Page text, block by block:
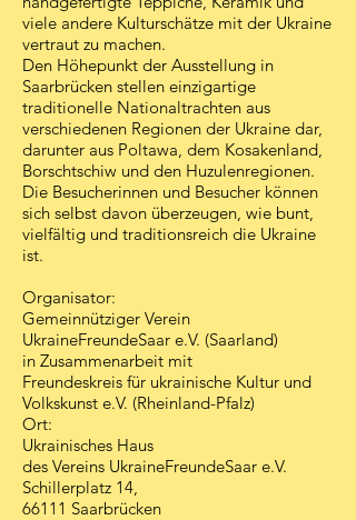
viele andere Kulturschätze mit der Ukraine
vertraut zu machen.
Den Höhepunkt der Ausstellung in
Saarbrücken stellen einzigartige
traditionelle Nationaltrachten aus
verschiedenen Regionen der Ukraine dar,
darunter aus Poltawa, dem Kosakenland,
Borschtschiw und den Huzulenregionen.
Die Besucherinnen und Besucher können
sich selbst davon überzeugen, wie bunt,
vielfältig und traditionsreich die Ukraine
ist.
Organisator:
Gemeinnütziger Verein
UkraineFreundeSaar e.V. (Saarland)
in Zusammenarbeit mit
Freundeskreis für ukrainische Kultur und
Volkskunst e.V. (Rheinland-Pfalz)
Ort:
Ukrainisches Haus
des Vereins UkraineFreundeSaar e.V.
Schillerplatz 14,
66111 Saarbrücken